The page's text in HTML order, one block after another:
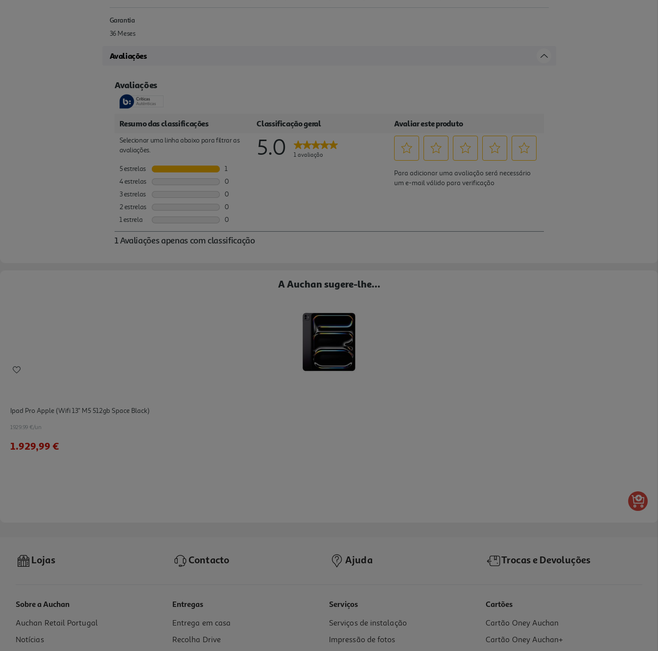
Garantia
36 Meses
Avaliações
A Auchan sugere-lhe...
Ipad Pro Apple (wifi 13'' M5 512gb Space Black)
1929.99 €/un
1.929,99 €
Ipad Pro Apple (11" Wi-Fi M5 256gb Silver)
1329.99 €/un
Lojas Contacto Ajuda Trocas e Devoluções
Sobre a Auchan
Auchan Retail Portugal
Notícias
Entregas
Entrega em casa
Recolha Drive
Serviços
Serviços de instalação
Impressão de fotos
Cartões
Cartão Oney Auchan
Cartão Oney Auchan+